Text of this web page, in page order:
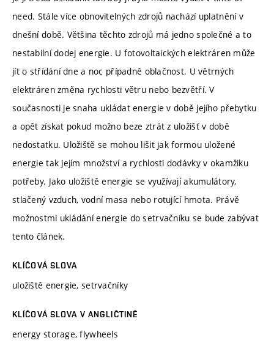
need. Stále více obnovitelných zdrojů nachází uplatnění v
dnešní době. Většina těchto zdrojů má jedno společné a to
nestabilní dodej energie. U fotovoltaických elektráren může
jít o střídání dne a noc případně oblačnost. U větrných
elektráren změna rychlosti větru nebo bezvětří. V
současnosti je snaha ukládat energie v době jejího přebytku
a opět získat pokud možno beze ztrát z uložišť v době
nedostatku. Uložiště se mohou lišit jak formou uložené
energie tak jejím množství a rychlosti dodávky v okamžiku
potřeby. Jako uložiště energie se využívají akumulátory,
stlačený vzduch, vodní masa nebo rotující hmota. Právě
možnostmi ukládání energie do setrvačníku se bude zabývat
tento článek.
KLÍČOVÁ SLOVA
uložiště energie, setrvačníky
KLÍČOVÁ SLOVA V ANGLIČTINĚ
energy storage, flywheels